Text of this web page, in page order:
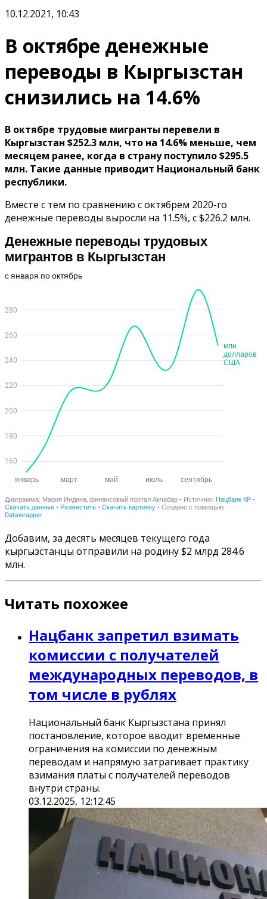
10.12.2021, 10:43
В октябре денежные
переводы в Кыргызстан
снизились на 14.6%
В октябре трудовые мигранты перевели в
Кыргызстан $252.3 млн, что на 14.6% меньше, чем
месяцем ранее, когда в страну поступило $295.5
млн. Такие данные приводит Национальный банк
республики.
Вместе с тем по сравнению с октябрем 2020-го
денежные переводы выросли на 11.5%, с $226.2 млн.
Добавим, за десять месяцев текущего года
кыргызстанцы отправили на родину $2 млрд 284.6
млн.
Читать похожее
Нацбанк запретил взимать
комиссии с получателей
международных переводов, в
том числе в рублях
Национальный банк Кыргызстана принял
постановление, которое вводит временные
ограничения на комиссии по денежным
переводам и напрямую затрагивает практику
взимания платы с получателей переводов
внутри страны.
03.12.2025, 12:12:45